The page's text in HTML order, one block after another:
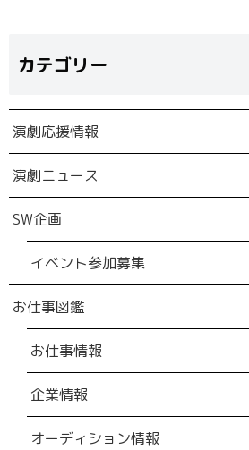
カテゴリー
演劇応援情報
演劇ニュース
SW企画
イベント参加募集
お仕事図鑑
お仕事情報
企業情報
オーディション情報